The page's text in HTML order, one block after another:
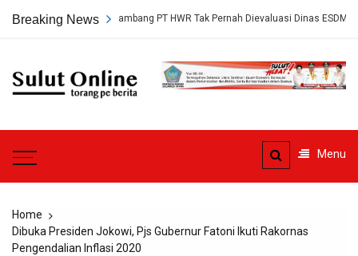
Breaking News
Persetujuan Tambang PT HWR Tak Pernah Dievaluasi Dinas ESDM
Sulut
Menu
Home
Dibuka Presiden Jokowi, Pjs Gubernur Fatoni Ikuti Rakornas
Pengendalian Inflasi 2020